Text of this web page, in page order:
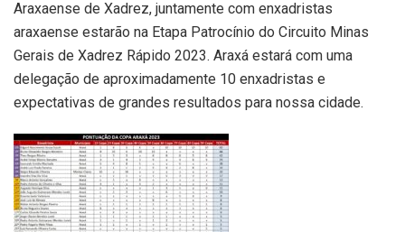
Araxaense de Xadrez, juntamente com enxadristas
araxaense estarão na Etapa Patrocínio do Circuito Minas
Gerais de Xadrez Rápido 2023. Araxá estará com uma
delegação de aproximadamente 10 enxadristas e
expectativas de grandes resultados para nossa cidade.